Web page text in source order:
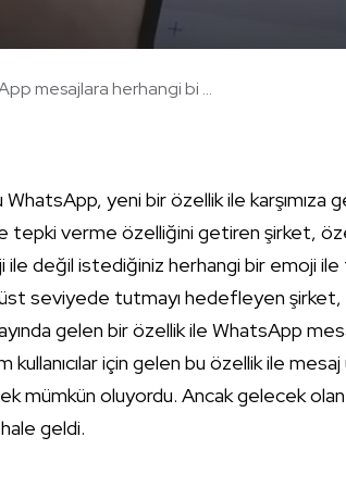
mesajlara herhangi bi ...
yeni bir özellik ile karşımıza
tepki verme özelliğini getiren şirket,
değil istediğiniz herhangi bir emoji
seviyede tutmayı hedefleyen şirket,
gelen bir özellik ile WhatsApp
kullanıcılar için gelen bu özellik ile
mümkün oluyordu. Ancak gelecek
geldi.